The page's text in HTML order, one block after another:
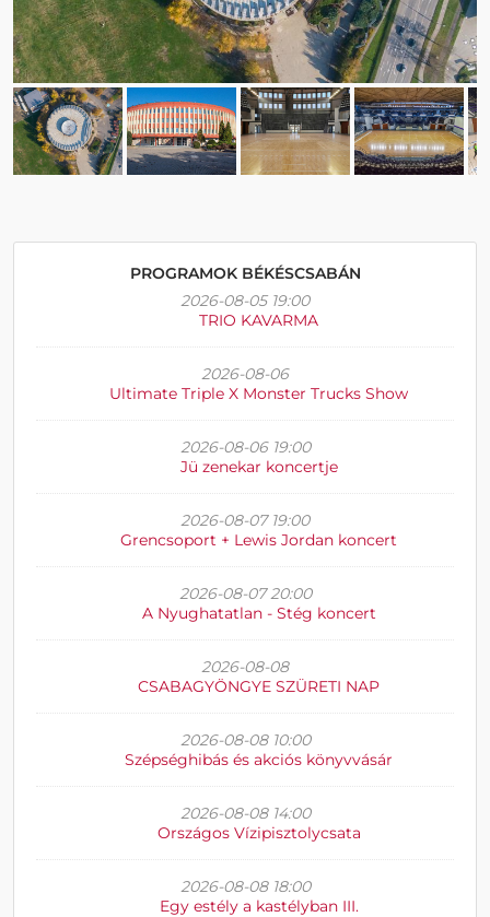
PROGRAMOK BÉKÉSCSABÁN
2026-08-05 19:00
TRIO KAVARMA
2026-08-06
Ultimate Triple X Monster Trucks Show
2026-08-06 19:00
Jü zenekar koncertje
2026-08-07 19:00
Grencsoport + Lewis Jordan koncert
2026-08-07 20:00
A Nyughatatlan - Stég koncert
2026-08-08
CSABAGYÖNGYE SZÜRETI NAP
2026-08-08 10:00
Szépséghibás és akciós könyvvásár
2026-08-08 14:00
Országos Vízipisztolycsata
2026-08-08 18:00
Egy estély a kastélyban III.